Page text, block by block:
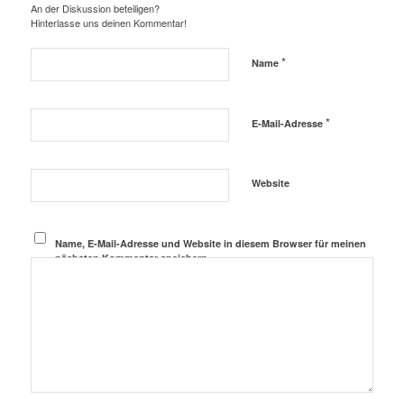
An der Diskussion beteiligen?
Hinterlasse uns deinen Kommentar!
Name *
E-Mail-Adresse *
Website
Name, E-Mail-Adresse und Website in diesem Browser für meinen
nächsten Kommentar speichern.